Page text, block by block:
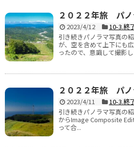
２０２２年旅 パ
2023/4/12
10-3.終
引き続きパノラマ写真の
が、空を含めて上下にも
ったので、意識して撮影
２０２２年旅 パ
2023/4/11
10-3.終
引き続きパノラマ写真の
からImage Composite
って合...